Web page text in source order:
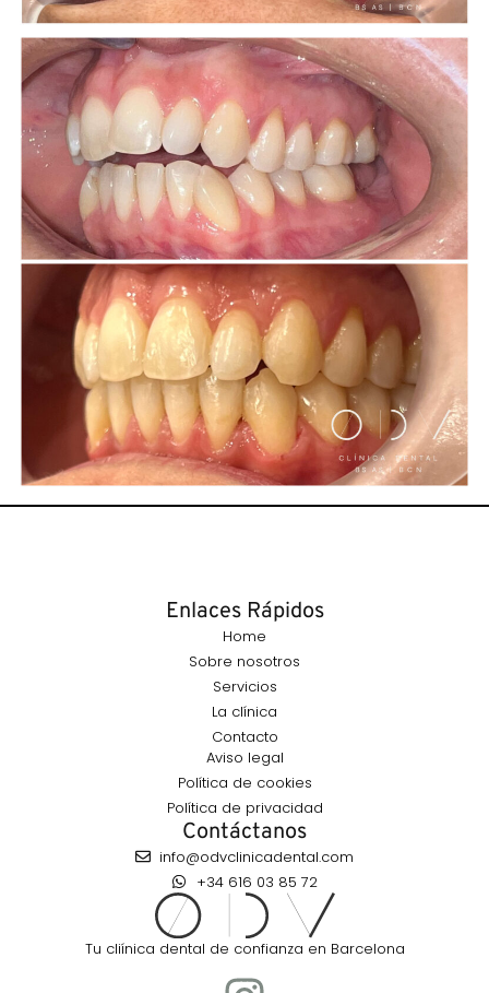
Tu cliínica dental de confianza en Barcelona
Enlaces Rápidos
Home
Sobre nosotros
Servicios
La clínica
Contacto
Aviso legal
Política de cookies
Política de privacidad
Contáctanos
info@odvclinicadental.com
+34 616 03 85 72